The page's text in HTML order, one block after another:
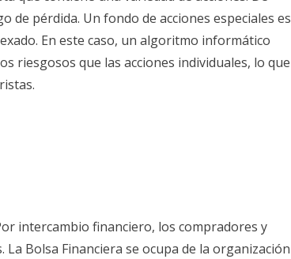
de pérdida. Un fondo de acciones especiales es
En este caso, un algoritmo informático
riesgosos que las acciones individuales, lo que
intercambio financiero, los compradores y
Bolsa Financiera se ocupa de la organización